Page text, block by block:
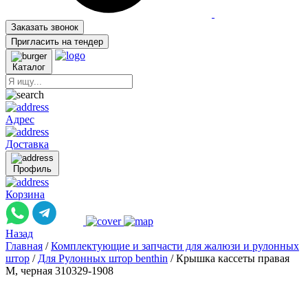
Заказать звонок
Пригласить на тендер
Каталог
Адрес
Доставка
Профиль
Корзина
Назад
Главная / Комплектующие и запчасти для жалюзи и рулонных
штор / Для Рулонных штор benthin / Крышка кассеты правая
M, черная 310329-1908